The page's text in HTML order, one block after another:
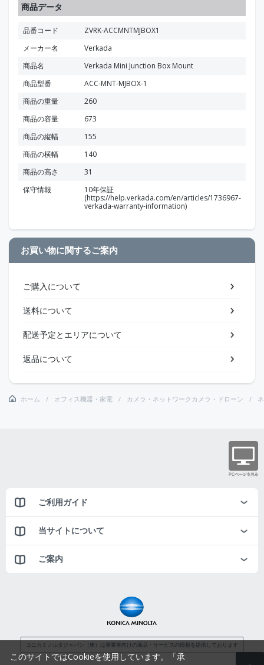
商品データ
品番コード
ZVRK-ACCMNTMJBOX1
メーカー名
Verkada
商品名
Verkada Mini Junction Box Mount
商品型番
ACC-MNT-MJBOX-1
商品の重量
260
商品の容量
673
商品の縦幅
155
商品の横幅
140
商品の高さ
31
保守情報
10年保証
(https://help.verkada.com/en/articles/1736967-
verkada-warranty-information)
お買い物に関するご案内
ご購入について
送料について
配送予定とエリアについて
返品について
ホーム オフィス機器・家電 カメラ・ネットワークカメラ・ドローン
ご利用ガイド
当サイトについて
ご案内
コニカミノルタジャパン（株）は事業者向けの商品・サービスの情報を提供しております
このサイトではCookieを使用しています。「承